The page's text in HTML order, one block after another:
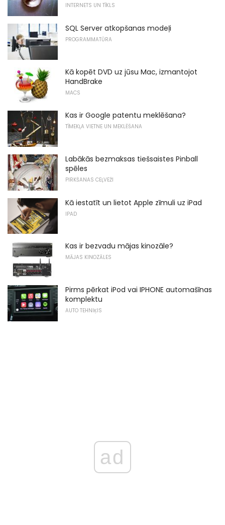
INTERNETS UN TĪKLS
SQL Server atkopšanas modeļi
PROGRAMMATŪRA
Kā kopēt DVD uz jūsu Mac, izmantojot
HandBrake
MACS
Kas ir Google patentu meklēšana?
TĪMEKĻA VIETNE UN MEKLĒŠANA
Labākās bezmaksas tiešsaistes Pinball
spēles
PIRKŠANAS CEĻVEŽI
Kā iestatīt un lietot Apple zīmuli uz iPad
IPAD
Kas ir bezvadu mājas kinozāle?
MĀJAS KINOZĀLES
Pirms pērkat iPod vai IPHONE automašīnas
komplektu
AUTO TEHNIĶIS
ad